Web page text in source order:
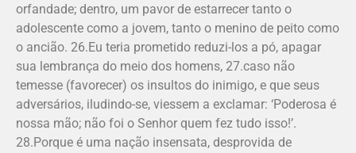
orfandade; dentro, um pavor de estarrecer tanto o
adolescente como a jovem, tanto o menino de peito como
o ancião. 26.Eu teria prometido reduzi-los a pó, apagar
sua lembrança do meio dos homens, 27.caso não
temesse (favorecer) os insultos do inimigo, e que seus
adversários, iludindo-se, viessem a exclamar: ‘Poderosa é
nossa mão; não foi o Senhor quem fez tudo isso!’.
28.Porque é uma nação insensata, desprovida de